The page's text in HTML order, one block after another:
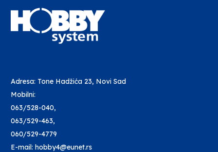
Adresa: Tone Hadžića 23, Novi Sad
Mobilni:
063/528-040,
063/529-463,
060/529-4779
E-mail: hobby4@eunet.rs